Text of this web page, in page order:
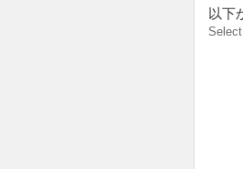
以下